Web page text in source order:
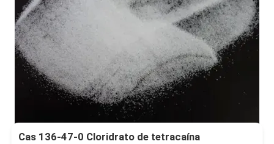
Cas 136-47-0 Cloridrato de tetracaína